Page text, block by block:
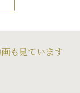
も見ています